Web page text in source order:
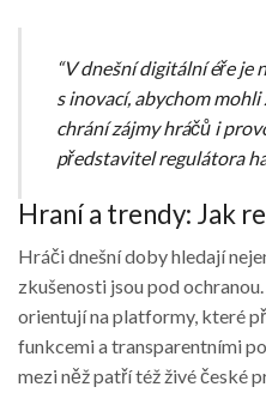
“V dnešní digitální éře je
s inovací, abychom
chrání zájmy hráčů i
představitel regulátora
Hraní a trendy: Jak
Hráči dnešní doby hledají
zkušenosti jsou pod
orientují na platformy, které
funkcemi a transparentními
mezi něž patří též živé české